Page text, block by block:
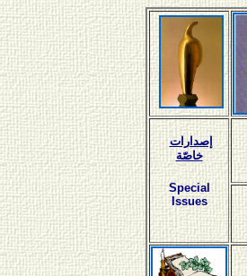
إصدارات
خاصّة
Special
Issues